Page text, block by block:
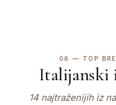
06 — TOP
Italijanski
14 najtraženijih iz